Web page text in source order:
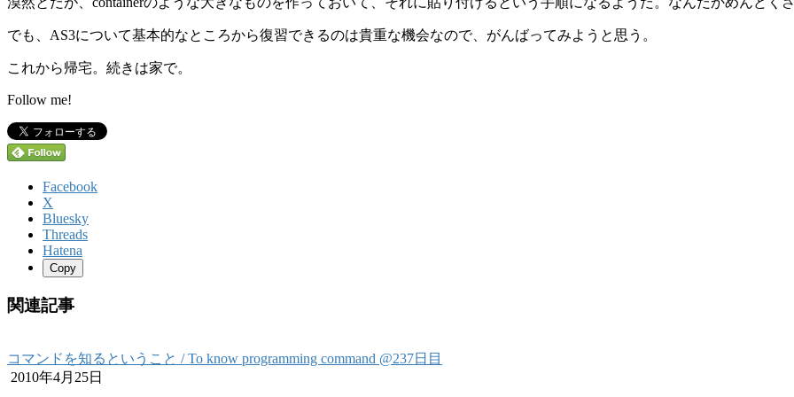
でも、AS3について基本的なところから復習できるのは貴重な機会なので、がんばってみようと思う。
これから帰宅。続きは家で。
Follow me!
Facebook
X
Bluesky
Threads
Hatena
Copy
関連記事
コマンドを知るということ / To know programming command @237日目
2010年4月25日